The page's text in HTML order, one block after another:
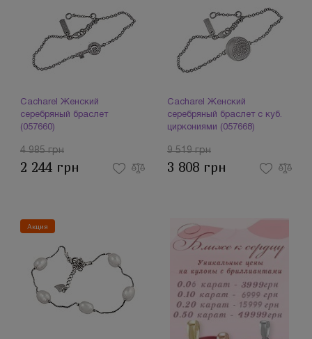
Cacharel Женский
серебряный браслет
(057660)
4 985 грн
2 244 грн
Cacharel Женский
серебряный браслет с куб.
циркониями (057668)
9 519 грн
3 808 грн
Акция